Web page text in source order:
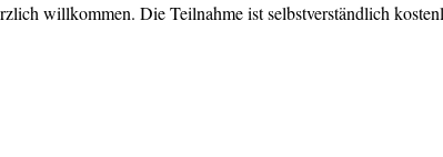
willkommen. Die Teilnahme ist selbstverständlich